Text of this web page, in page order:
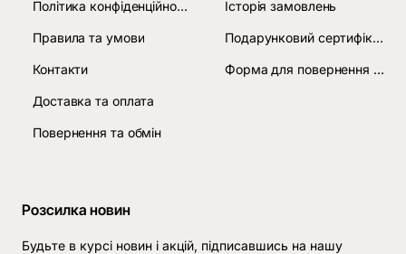
Політика конфіденційності
Правила та умови
Контакти
Доставка та оплата
Повернення та обмін
Історія замовлень
Подарунковий сертифікат
Форма для повернення товару
Розсилка новин
Будьте в курсі новин і акцій, підписавшись на нашу